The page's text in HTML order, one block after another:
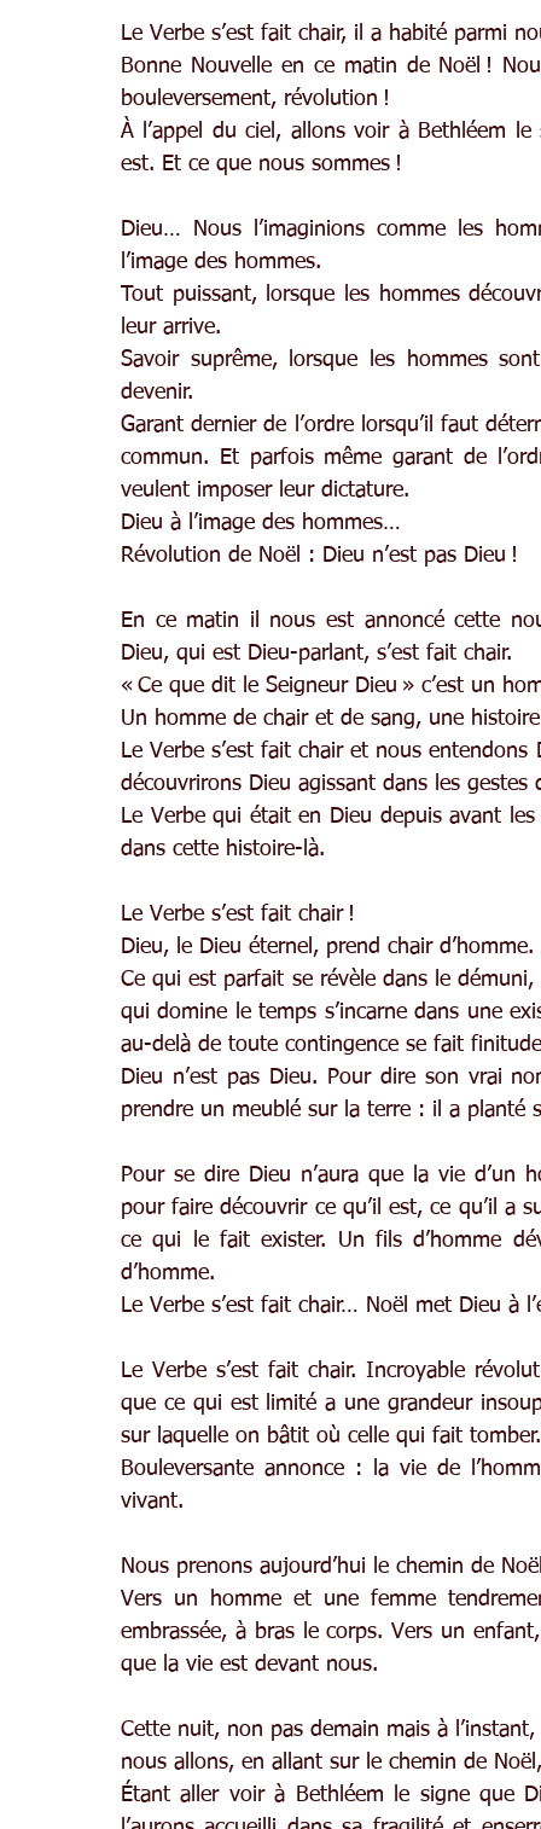
Le Verbe s’est fait chair, il a habité parmi
Bonne Nouvelle en ce matin de Noël !
bouleversement, révolution !
À l’appel du ciel, allons voir à Bethléem
est. Et ce que nous sommes !
Dieu… Nous l’imaginions comme les
l’image des hommes.
Tout puissant, lorsque les hommes
leur arrive.
Savoir suprême, lorsque les hommes
devenir.
Garant dernier de l’ordre lorsqu’il faut
commun. Et parfois même garant de
veulent imposer leur dictature.
Dieu à l’image des hommes…
Révolution de Noël : Dieu n’est pas Dieu !
En ce matin il nous est annoncé cette
Dieu, qui est Dieu-parlant, s’est fait chair.
« Ce que dit le Seigneur Dieu » c’est un
Un homme de chair et de sang, une
Le Verbe s’est fait chair et nous
découvrirons Dieu agissant dans les gestes
Le Verbe qui était en Dieu depuis avant
dans cette histoire-là.
Le Verbe s’est fait chair !
Dieu, le Dieu éternel, prend chair d’homme.
Ce qui est parfait se révèle dans le
qui domine le temps s’incarne dans une
au-delà de toute contingence se fait
Dieu n’est pas Dieu. Pour dire son vrai
prendre un meublé sur la terre : il a planté
Pour se dire Dieu n’aura que la vie d’un
pour faire découvrir ce qu’il est, ce qu’il a
ce qui le fait exister. Un fils d’homme
d’homme.
Le Verbe s’est fait chair… Noël met Dieu à
Le Verbe s’est fait chair. Incroyable
que ce qui est limité a une grandeur
sur laquelle on bâtit où celle qui fait tomber.
Bouleversante annonce : la vie de
vivant.
Nous prenons aujourd’hui le chemin de
Vers un homme et une femme
embrassée, à bras le corps. Vers un
que la vie est devant nous.
Cette nuit, non pas demain mais à
nous allons, en allant sur le chemin de
Étant aller voir à Bethléem le signe que